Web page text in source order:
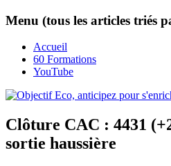
Menu (tous les articles triés
Accueil
60 Formations
YouTube
Clôture CAC : 4431
sortie haussière